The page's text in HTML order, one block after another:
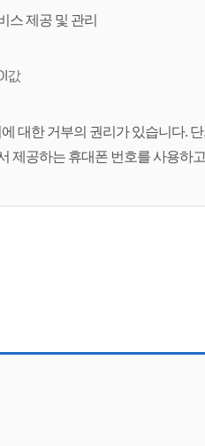
스 제공 및 관리
값
대한 거부의 권리가 있습니다.
제공하는 휴대폰 번호를 사용하